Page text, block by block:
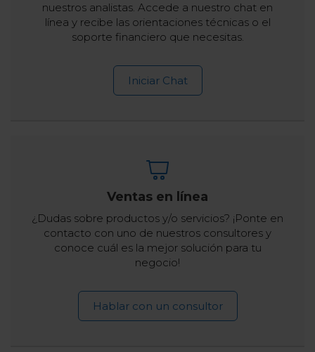
nuestros analistas. Accede a nuestro chat en
línea y recibe las orientaciones técnicas o el
soporte financiero que necesitas.
Iniciar Chat
Ventas en línea
¿Dudas sobre productos y/o servicios? ¡Ponte en
contacto con uno de nuestros consultores y
conoce cuál es la mejor solución para tu
negocio!
Hablar con un consultor